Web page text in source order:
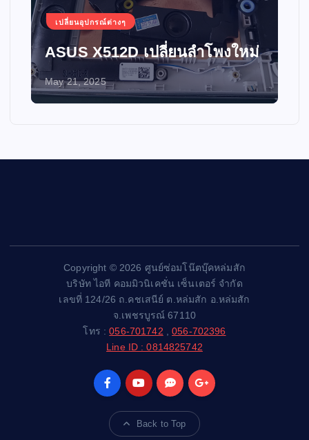
เปลี่ยนอุปกรณ์ต่างๆ
ASUS X512D เปลี่ยนลำโพงใหม่
May 21, 2025
Copyright © 2026 ศูนย์ซ่อมโน๊ตบุ๊คหล่มสัก
บริษัท ไอที คอมมิวนิเคชั่น เซ็นเตอร์ จำกัด
เลขที่ 124/26 ถ.คชเสนีย์ ต.หล่มสัก อ.หล่มสัก
จ.เพชรบูรณ์ 67110
โทร :056-701742 ,056-702396
Line ID : 0814825742
Back to Top